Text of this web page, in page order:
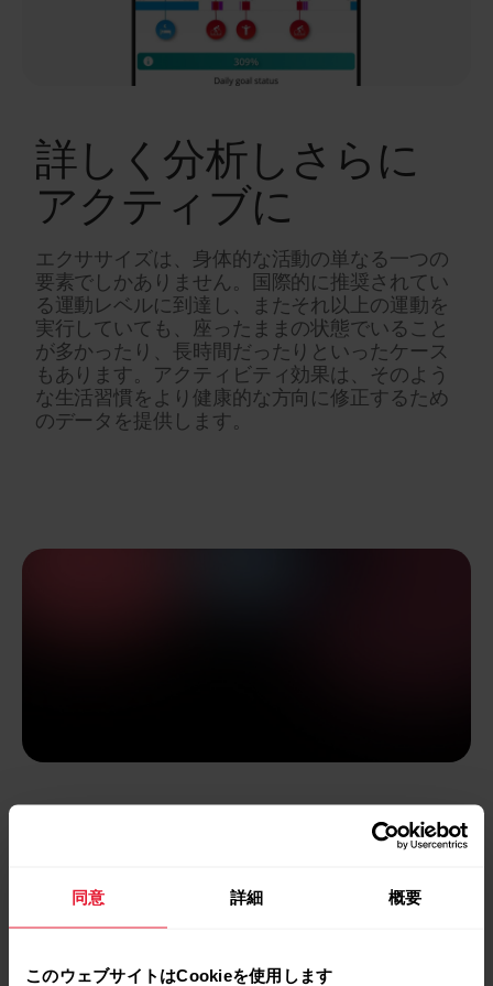
同意 詳細 概要
このウェブサイトはCookieを使用します
詳しく分析しさらに
アクティブに
エクササイズは、身体的な活動の単なる一つの
要素でしかありません。国際的に推奨されてい
る運動レベルに到達し、またそれ以上の運動を
実行していても、座ったままの状態でいること
が多かったり、長時間だったりといったケース
もあります。アクティビティ効果は、そのよう
な生活習慣をより健康的な方向に修正するため
のデータを提供します。
科学に基づいた分析
アクティビティ効果は科学的に証明されてい